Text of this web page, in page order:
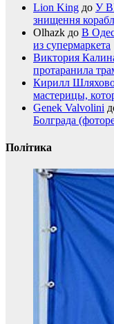
Lion King до У
знищення
Olhazk до В
из супермаркета
Виктория
протаранила
Кирилл
мастерицы,
Genek Valvolini
Болграда
Політика